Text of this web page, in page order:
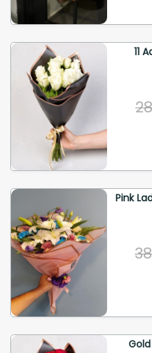
11
Pink